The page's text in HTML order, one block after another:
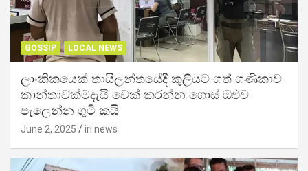
GOSSIP LOCAL NEWS
ලාංකිකයෙක් තායිලන්තයේදී කුලියට ගත් ගණිකාව
කාන්තාවක්මදැයි චෙක් කරන්න ගොස් ඔළුව
පැලෙන්න ගුටි කයි
June 2, 2025 iri news